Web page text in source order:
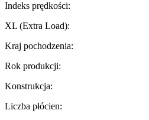
Indeks prędkości:
XL (Extra Load):
Kraj pochodzenia:
Rok produkcji:
Konstrukcja:
Liczba płócien: